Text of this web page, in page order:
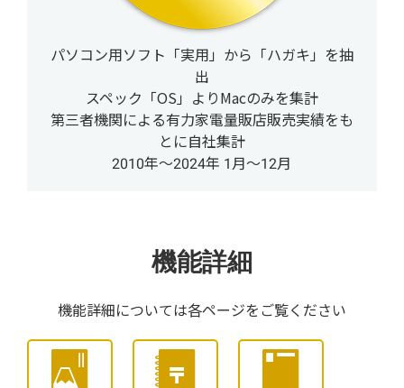
パソコン用ソフト「実用」から「ハガキ」を抽
出
スペック「OS」よりMacのみを集計
第三者機関による有力家電量販店販売実績をも
とに自社集計
2010年〜2024年 1月〜12月
機能詳細
機能詳細については各ページをご覧ください